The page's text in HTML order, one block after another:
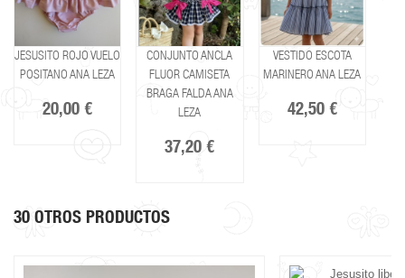
JESUSITO ROJO VUELO
POSITANO ANA LEZA
20,00 €
CONJUNTO ANCLA
FLUOR CAMISETA
BRAGA FALDA ANA
LEZA
37,20 €
VESTIDO ESCOTA
MARINERO ANA LEZA
42,50 €
30 OTROS PRODUCTOS